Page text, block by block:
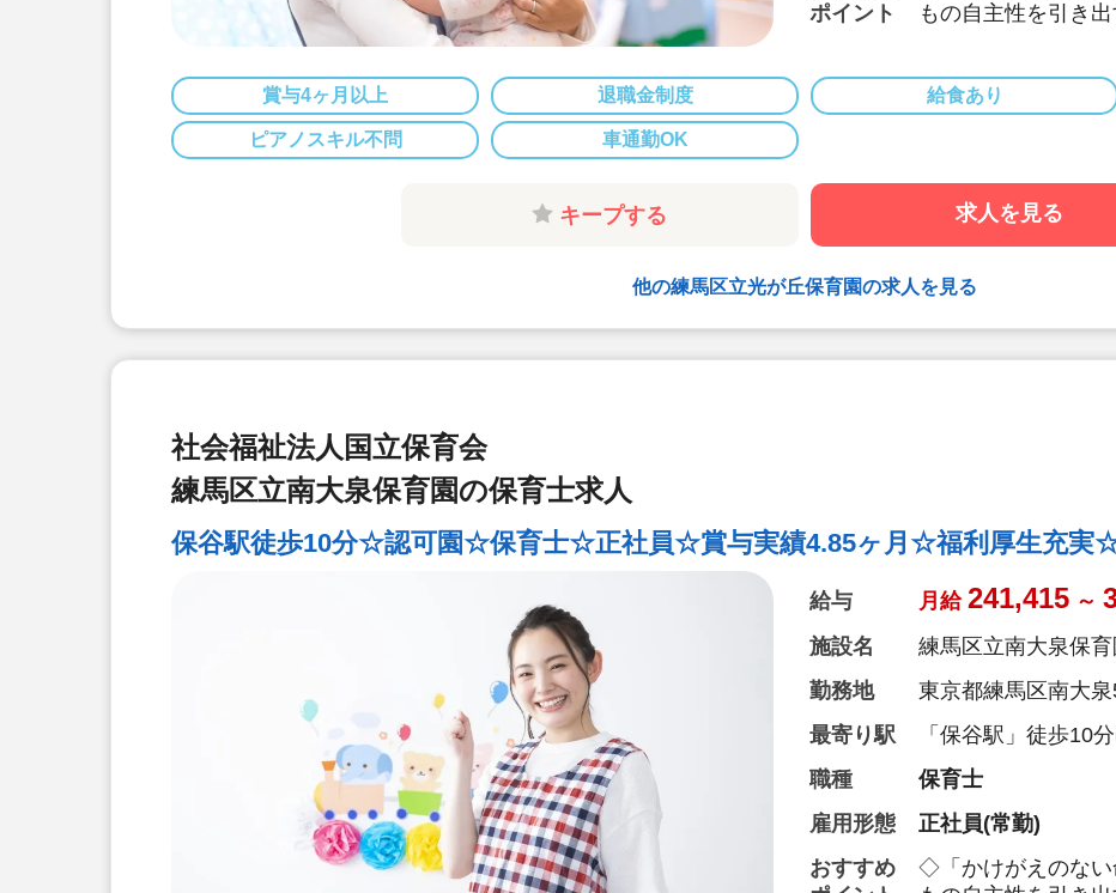
ポイント
もの自主性を引き
◇経験浅やブラン
も充実しています！
◇うれしい賞与実績
◇日誌や出勤簿な
賞与4ヶ月以上 退職金制度 給食あり
ピアノスキル不問 車通勤OK
キープする 求人を見る
他の練馬区立光が丘保育園の求人を見る
社会福祉法人国立保育会
練馬区立南大泉保育園の保育士求人
保谷駅徒歩10分☆認可園☆保育士☆正社員☆賞与実績4.85ヶ月☆福利厚生充実
給与 月給 241,415 ～
施設名
練馬区立南大泉保育
勤務地
東京都練馬区南大
最寄り駅
「保谷駅」徒歩10
職種
保育士
雇用形態
正社員(常勤)
おすすめ
◇「かけがえのない